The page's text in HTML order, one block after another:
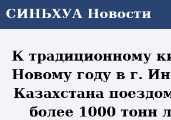
СИНЬХУА Новости
СИНЬХУА Новости
К традиционному
Новому году в г.
Казахстана
более 1000 тонн